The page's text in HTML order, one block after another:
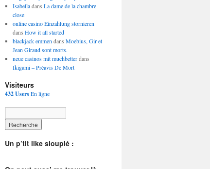
Isabelladans La dame de la chambre
close
online casino Einzahlung stornieren
dans How it all started
blackjack emmen dans Moebius, Gir et
Jean Giraud sont morts.
neue casinos mit muchbetterdans
Ikigami – Préavis De Mort
Visiteurs
432 UsersEn ligne
Un p’tit like siouplé :